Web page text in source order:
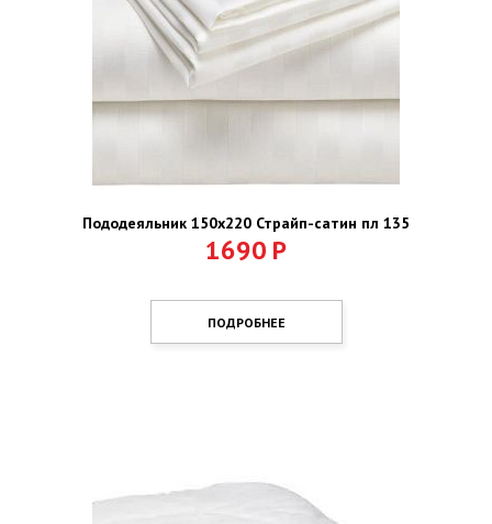
Пододеяльник 150х220 Страйп-сатин пл 135
1690 Р
ПОДРОБНЕЕ